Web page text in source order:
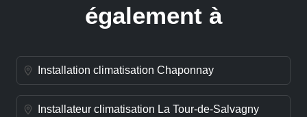
également à
Installation climatisation Chaponnay
Installateur climatisation La Tour-de-Salvagny